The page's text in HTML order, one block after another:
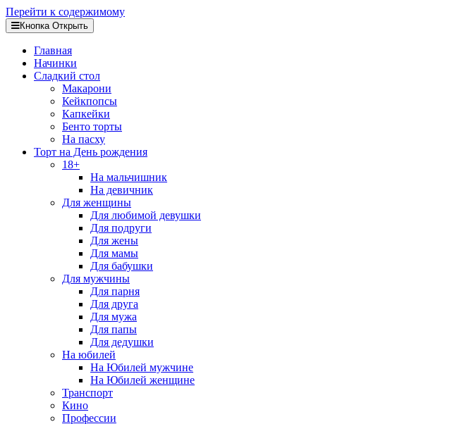
Перейти к содержимому
Кнопка Открыть
Главная
Начинки
Сладкий стол
Макарони
Кейкпопсы
Капкейки
Бенто торты
На пасху
Торт на День рождения
18+
На мальчишник
На девичник
Для женщины
Для любимой девушки
Для подруги
Для жены
Для мамы
Для бабушки
Для мужчины
Для парня
Для друга
Для мужа
Для папы
Для дедушки
На юбилей
На Юбилей мужчине
На Юбилей женщине
Транспорт
Кино
Профессии